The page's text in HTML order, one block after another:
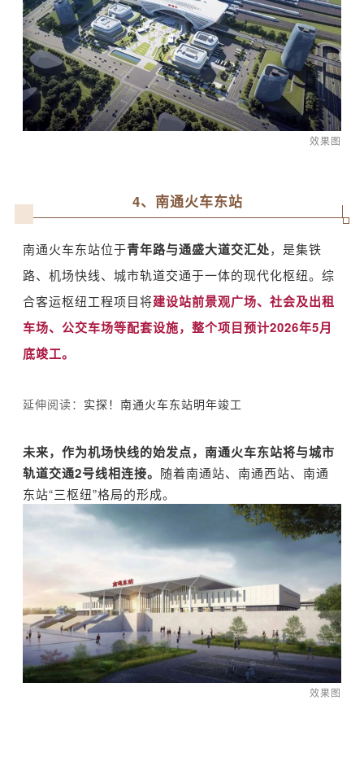
效果图
4、 南通火车东站
南通火车东站位于青年路与通盛大道交汇处，是集铁
路、机场快线、城市轨道交通于一体的现代化枢纽。综
合客运枢纽工程项目将建设站前景观广场、社会及出租
车场、公交车场等配套设施，整个项目预计2026年5月
底竣工。
延伸阅读： 实探！南通火车东站明年竣工
未来，作为机场快线的始发点，南通火车东站将与城市
轨道交通2号线相连接。 随着南通站、南通西站、南通
东站“三枢纽”格局的形成。
效果图